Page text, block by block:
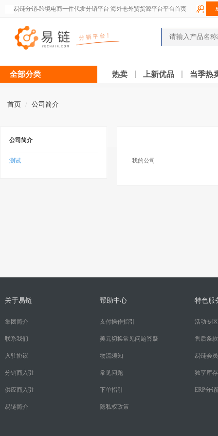
易链分销-跨境电商一件代发分销平台 海外仓外贸货源平台平台首页
全部分类 热卖 上新优品 当季热
首页 公司简介
公司简介
测试 我的公司
关于易链
集团简介
联系我们
入驻协议
分销商入驻
供应商入驻
易链简介
帮助中心
支付操作指引
美元切换常见问题答疑
物流须知
常见问题
下单指引
隐私权政策
特色服
活动专区
售后条款
易链会
独享库
ERP分